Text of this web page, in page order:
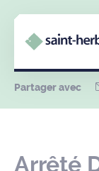
Partager avec
Arrêté